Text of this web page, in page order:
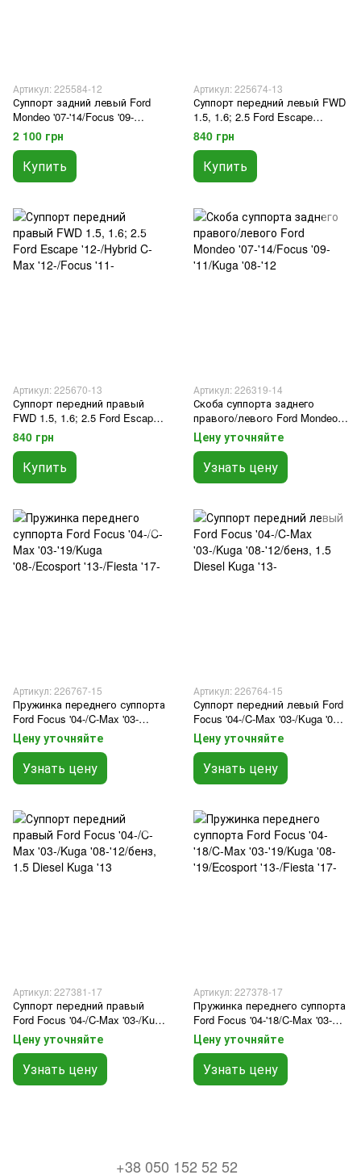
Артикул: 225584-12
Суппорт задний левый Ford
Mondeo '07-'14/Focus '09-
'11/Kuga '08-'12
2 100 грн
Купить
Артикул: 225674-13
Суппорт передний левый FWD
1.5, 1.6; 2.5 Ford Escape
'12-/Hybrid C-Max '12-/Focus '11-
840 грн
Купить
Артикул: 225670-13
Суппорт передний правый
FWD 1.5, 1.6; 2.5 Ford Escape
'12-/Hybrid C-Max '12-/Focus '11-
840 грн
Купить
Артикул: 226319-14
Скоба суппорта заднего
правого/левого Ford Mondeo
'07-'14/Focus '09-'11/Kuga '08-'12
Цену уточняйте
Узнать цену
Артикул: 226767-15
Пружинка переднего суппорта
Ford Focus '04-/C-Max '03-
'19/Kuga '08-/Ecosport
'13-/Fiesta '17-
Цену уточняйте
Узнать цену
Артикул: 226764-15
Суппорт передний левый Ford
Focus '04-/C-Max '03-/Kuga '08-
'12/бенз, 1.5 Diesel Kuga '13-
Цену уточняйте
Узнать цену
Артикул: 227381-17
Суппорт передний правый
Ford Focus '04-/C-Max '03-/Kuga
'08-'12/бенз, 1.5 Diesel Kuga '13
Цену уточняйте
Узнать цену
Артикул: 227378-17
Пружинка переднего суппорта
Ford Focus '04-'18/C-Max '03-
'19/Kuga '08-'19/Ecosport
'13-/Fiesta '17-
Цену уточняйте
Узнать цену
+38 050 152 52 52